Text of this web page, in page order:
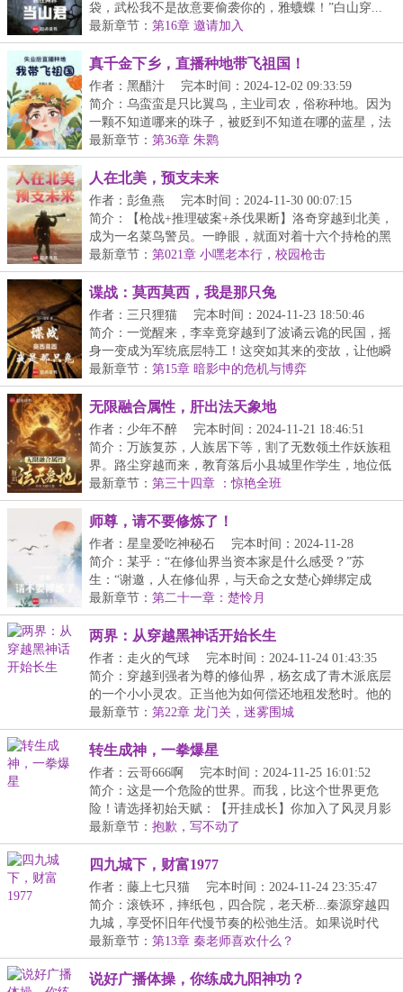
袋，武松我不是故意要偷袭你的，雅蠛蝶！”白山穿...
最新章节： 第16章 邀请加入
真千金下乡，直播种地带飞祖国！
作者：黑醋汁
完本时间：2024-12-02 09:33:59
简介：乌蛮蛮是只比翼鸟，主业司农，俗称种地。因为
一颗不知道哪来的珠子，被贬到不知道在哪的蓝星，法
力...
最新章节： 第36章 朱鹮
人在北美，预支未来
作者：彭鱼燕
完本时间：2024-11-30 00:07:15
简介：【枪战+推理破案+杀伐果断】洛奇穿越到北美，
成为一名菜鸟警员。一睁眼，就面对着十六个持枪的黑
人...
最新章节： 第021章 小嘿老本行，校园枪击
谍战：莫西莫西，我是那只兔
作者：三只狸猫
完本时间：2024-11-23 18:50:46
简介：一觉醒来，李幸竟穿越到了波谲云诡的民国，摇
身一变成为军统底层特工！这突如其来的变故，让他瞬
间...
最新章节： 第15章 暗影中的危机与博弈
无限融合属性，肝出法天象地
作者：少年不醉
完本时间：2024-11-21 18:46:51
简介：万族复苏，人族居下等，割了无数领土作妖族租
界。路尘穿越而来，教育落后小县城里作学生，地位低
微...
最新章节： 第三十四章 ：惊艳全班
师尊，请不要修炼了！
作者：星皇爱吃神秘石
完本时间：2024-11-28
20:40:33
简介：某乎：“在修仙界当资本家是什么感受？”苏
生：“谢邀，人在修仙界，与天命之女楚心婵绑定成
功，每...
最新章节： 第二十一章：楚怜月
两界：从穿越黑神话开始长生
作者：走火的气球
完本时间：2024-11-24 01:43:35
简介：穿越到强者为尊的修仙界，杨玄成了青木派底层
的一个小小灵农。正当他为如何偿还地租发愁时。他的
脑...
最新章节： 第22章 龙门关，迷雾围城
转生成神，一拳爆星
作者：云哥666啊
完本时间：2024-11-25 16:01:52
简介：这是一个危险的世界。而我，比这个世界更危
险！请选择初始天赋：【开挂成长】你加入了风灵月影
宗。...
最新章节： 抱歉，写不动了
四九城下，财富1977
作者：藤上七只猫
完本时间：2024-11-24 23:35:47
简介：滚铁环，摔纸包，四合院，老天桥...秦源穿越四
九城，享受怀旧年代慢节奏的松弛生活。如果说时代
的...
最新章节： 第13章 秦老师喜欢什么？
说好广播体操，你练成九阳神功？